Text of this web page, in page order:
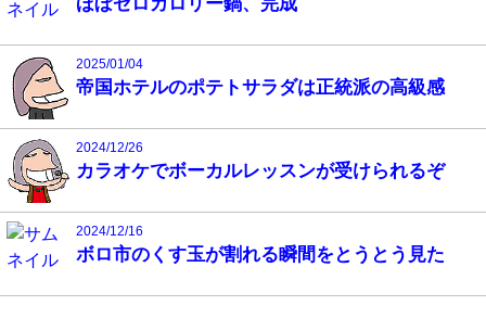
2025/01/04
帝国ホテルのポテトサラダは正統派の高級感
2024/12/26
カラオケでボーカルレッスンが受けられるぞ
2024/12/16
ボロ市のくす玉が割れる瞬間をとうとう見た